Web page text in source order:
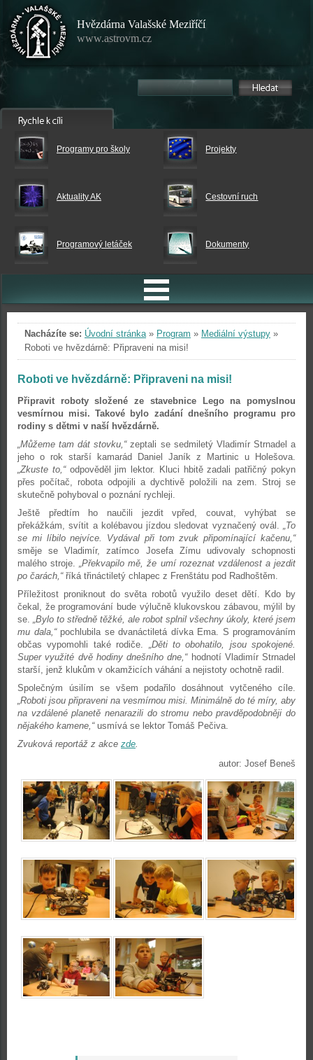
Hvězdárna Valašské Meziříčí
www.astrovm.cz
Programy pro školy Projekty
Aktuality AK Cestovní ruch
Programový letáček Dokumenty
Nacházíte se: Úvodní stránka» Program » Mediální výstupy »
Roboti ve hvězdárně: Připraveni na misi!
Roboti ve hvězdárně: Připraveni na misi!
Připravit roboty složené ze stavebnice Lego na pomyslnou
vesmírnou misi. Takové bylo zadání dnešního programu pro
rodiny s dětmi v naší hvězdárně.
„Můžeme tam dát stovku,“zeptali se sedmiletý Vladimír Strnadel a
jeho o rok starší kamarád Daniel Janík z Martinic u Holešova.
„Zkuste to,“ odpověděl jim lektor. Kluci hbitě zadali patřičný pokyn
přes počítač, robota odpojili a dychtivě položili na zem. Stroj se
skutečně pohyboval o poznání rychleji.
Ještě předtím ho naučili jezdit vpřed, couvat, vyhýbat se
překážkám, svítit a kolébavou jízdou sledovat vyznačený ovál. „To
se mi líbilo nejvíce. Vydával při tom zvuk připomínající kačenu,“
směje se Vladimír, zatímco Josefa Zímu udivovaly schopnosti
malého stroje. „Překvapilo mě, že umí rozeznat vzdálenost a jezdit
po čarách,“říká třináctiletý chlapec z Frenštátu pod Radhoštěm.
Příležitost proniknout do světa robotů využilo deset dětí. Kdo by
čekal, že programování bude výlučně klukovskou zábavou, mýlil by
se. „Bylo to středně těžké, ale robot splnil všechny úkoly, které jsem
mu dala,“ pochlubila se dvanáctiletá dívka Ema. S programováním
občas vypomohli také rodiče. „Děti to obohatilo, jsou spokojené.
Super využité dvě hodiny dnešního dne,“hodnotí Vladimír Strnadel
starší, jenž klukům v okamžicích váhání a nejistoty ochotně radil.
Společným úsilím se všem podařilo dosáhnout vytčeného cíle.
„Roboti jsou připraveni na vesmírnou misi. Minimálně do té míry, aby
na vzdálené planetě nenarazili do stromu nebo pravděpodobněji do
nějakého kamene,“ usmívá se lektor Tomáš Pečiva.
Zvuková reportáž z akce zde.
autor: Josef Beneš